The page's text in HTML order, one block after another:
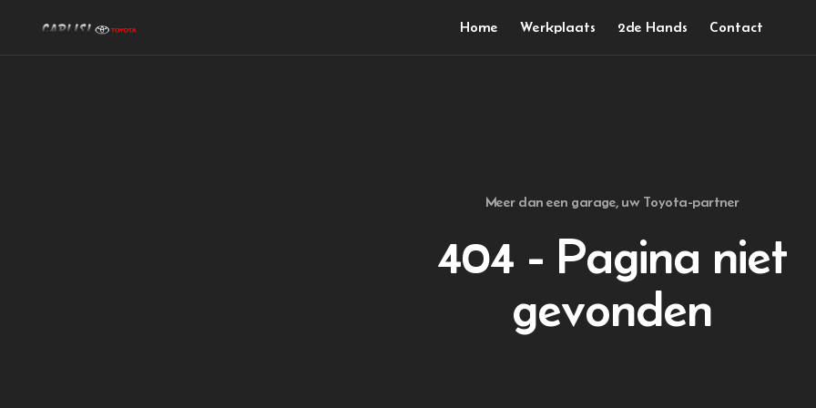
Home Werkplaats 2de Hands Contact
Meer dan een garage, uw Toyota-partner
404 - Pagina niet
gevonden